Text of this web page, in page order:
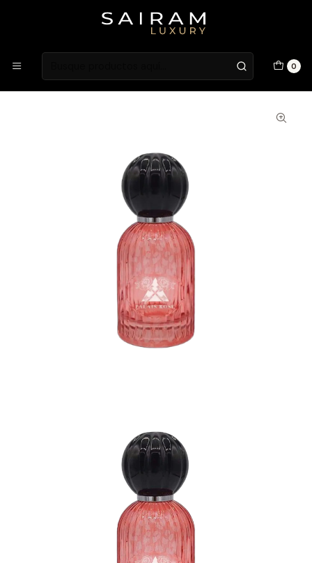
0
Atención en Guardia Vieja 202, Local 1
Inicio Fragancias Fragancias Unisex
Perfume Les Folies Du Parfum Palais Rose Unisex Edp 100 ml